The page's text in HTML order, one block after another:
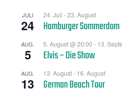
JULI
24
24. Juli -23. August
Hamburger Sommerdom
AUG.
5
5. August @ 20:00 - 13.
Elvis – Die Show
AUG.
13
13. August- 16. August
German Beach Tour